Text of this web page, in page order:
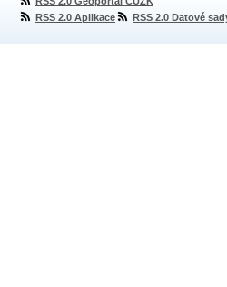
RSS 2.0 Aplikace
RSS 2.0 Datové